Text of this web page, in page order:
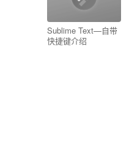
Sublime Text—自带
快捷键介绍